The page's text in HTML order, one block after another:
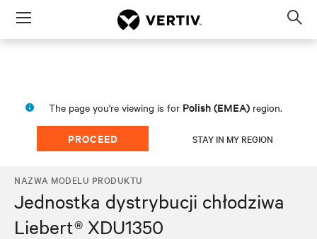
Menu
The page you're viewing is for Polish (EMEA) region.
PROCEED STAY IN MY REGION
NAZWA MODELU PRODUKTU
Jednostka dystrybucji chłodziwa
Liebert® XDU1350